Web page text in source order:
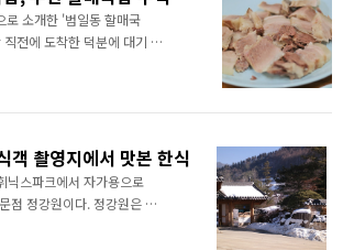
한 분식집의 느낌적 느낌인
굉장히 큰 분식집이다. 심지
분식집에선 세트메뉴가 진
가 2종이라 고민을 하지 않
로 소개한 '범일동 할매국
전에 도착한 덕분에 대기 없
을 즐길 수 있었다. 음식 후
길을 표현하지 않기 때문에,
려서 찾아가야 한다고 생
7번 출구를 이용하는 게 가
수육이 식도락의 시선을 사
객 촬영지에서 맛본 한식
닉스파크에서 자가용으로
점 정강원이다. 정강원은 한
식당으로, 드라마 식객의